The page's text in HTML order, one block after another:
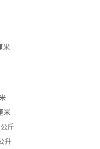
米
米
斤
升